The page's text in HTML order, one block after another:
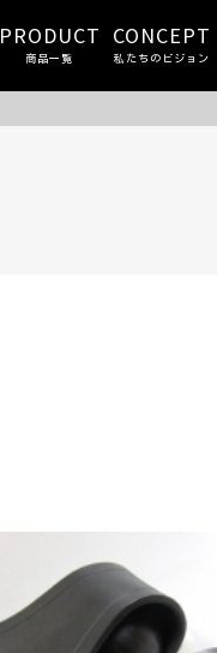
PRODUCT
商品一覧
CONCEPT
私たちのビジョン